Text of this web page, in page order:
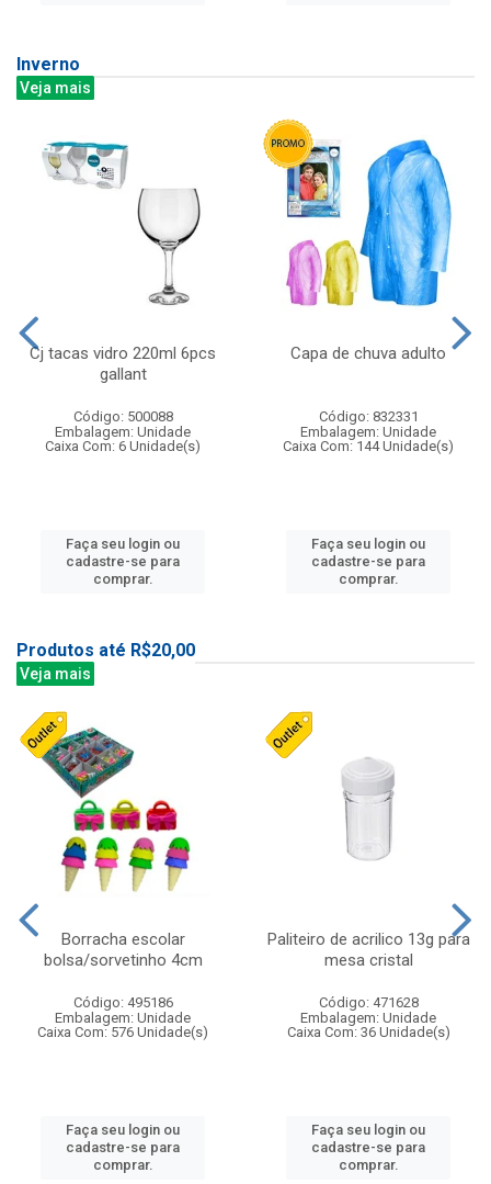
Inverno
Veja mais
Cj tacas vidro 220ml 6pcs
gallant
Código: 500088
Embalagem: Unidade
Caixa Com: 6 Unidade(s)
Faça seu login ou
cadastre-se para
comprar.
Capa de chuva adulto
Código: 832331
Embalagem: Unidade
Caixa Com: 144 Unidade(s)
Faça seu login ou
cadastre-se para
comprar.
Produtos até R$20,00
Veja mais
Borracha escolar
bolsa/sorvetinho 4cm
Código: 495186
Embalagem: Unidade
Caixa Com: 576 Unidade(s)
Faça seu login ou
cadastre-se para
comprar.
Paliteiro de acrilico 13g para
mesa cristal
Código: 471628
Embalagem: Unidade
Caixa Com: 36 Unidade(s)
Faça seu login ou
cadastre-se para
comprar.